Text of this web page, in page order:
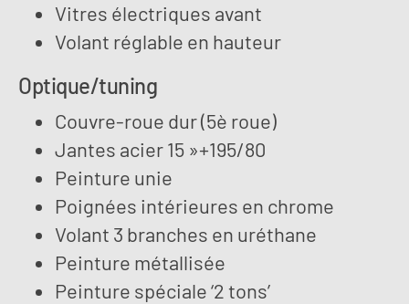
Vitres électriques avant
Volant réglable en hauteur
Optique/tuning
Couvre-roue dur (5è roue)
Jantes acier 15 »+195/80
Peinture unie
Poignées intérieures en chrome
Volant 3 branches en uréthane
Peinture métallisée
Peinture spéciale ‘2 tons’